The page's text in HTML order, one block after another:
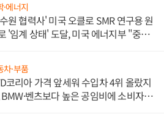
·에너지
원 협력사' 미국 오클로 SMR 연구용 원
'임계 상태' 도달, 미국 에너지부 "중요
차·부품
코리아 가격 앞세워 수입차 4위 올랐지
벤츠보다 높은 공임비에 소비자